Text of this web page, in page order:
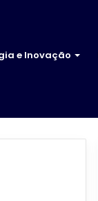
e Inovação